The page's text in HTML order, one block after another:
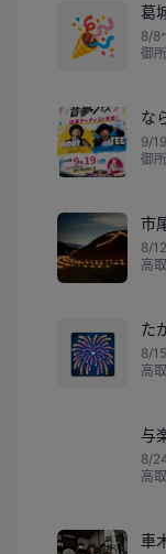
🎉
葛
8/8
御
な
9/19
御
市
8/12
高
🎆
た
8/15
高
与
8/
高
車